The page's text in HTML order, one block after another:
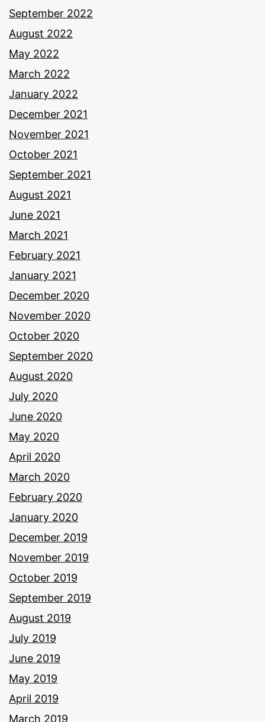
September 2022
August 2022
May 2022
March 2022
January 2022
December 2021
November 2021
October 2021
September 2021
August 2021
June 2021
March 2021
February 2021
January 2021
December 2020
November 2020
October 2020
September 2020
August 2020
July 2020
June 2020
May 2020
April 2020
March 2020
February 2020
January 2020
December 2019
November 2019
October 2019
September 2019
August 2019
July 2019
June 2019
May 2019
April 2019
March 2019